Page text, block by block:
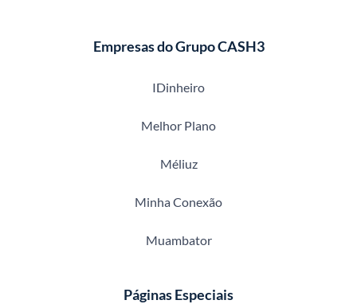
Empresas do Grupo CASH3
IDinheiro
Melhor Plano
Méliuz
Minha Conexão
Muambator
Páginas Especiais